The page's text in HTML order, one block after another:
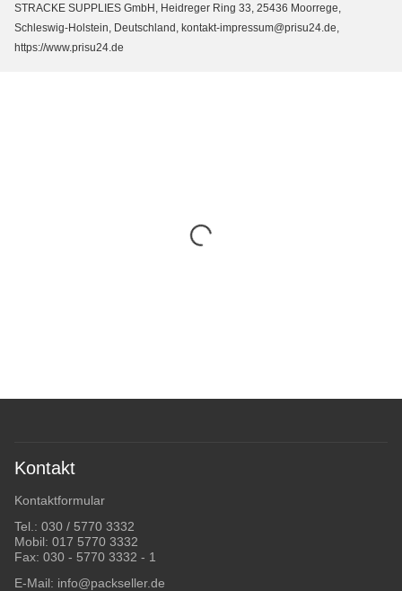
STRACKE SUPPLIES GmbH, Heidreger Ring 33, 25436 Moorrege,
Schleswig-Holstein, Deutschland, kontakt-impressum@prisu24.de,
https://www.prisu24.de
Kontakt
Kontaktformular
Tel.: 030 / 5770 3332
Mobil: 017 5770 3332
Fax: 030 - 5770 3332 - 1
E-Mail: info@packseller.de